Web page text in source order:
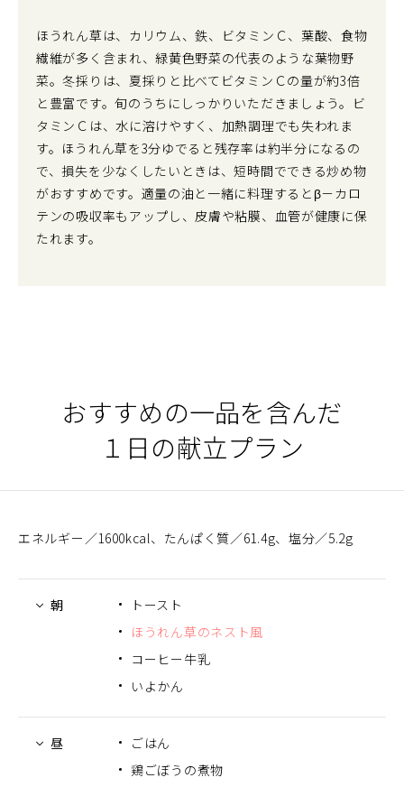
ほうれん草は、カリウム、鉄、ビタミンＣ、葉酸、食物
繊維が多く含まれ、緑黄色野菜の代表のような葉物野
菜。冬採りは、夏採りと比べてビタミンＣの量が約3倍
と豊富です。旬のうちにしっかりいただきましょう。ビ
タミンＣは、水に溶けやすく、加熱調理でも失われま
す。ほうれん草を3分ゆでると残存率は約半分になるの
で、損失を少なくしたいときは、短時間でできる炒め物
がおすすめです。適量の油と一緒に料理するとβ－カロ
テンの吸収率もアップし、皮膚や粘膜、血管が健康に保
たれます。
おすすめの一品を含んだ
１日の献立プラン
エネルギー 1600kcal たんぱく質 61.4g 塩分 5.2g
朝
トースト
ほうれん草のネスト風
コーヒー牛乳
いよかん
昼
ごはん
鶏ごぼうの煮物